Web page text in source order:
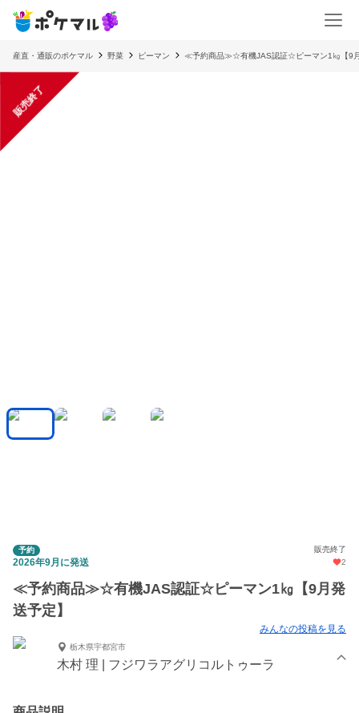
産直・通販のポケマル 野菜 ピーマン ≪予約商品≫☆有機JAS認証☆ピーマン1㎏【9
販売終了
予約 販売終了
2026年9月に発送 2
≪予約商品≫☆有機JAS認証☆ピーマン1㎏【9月発
送予定】
みんなの投稿を見る
栃木県宇都宮市
木村 理 | フジワラアグリコルトゥーラ